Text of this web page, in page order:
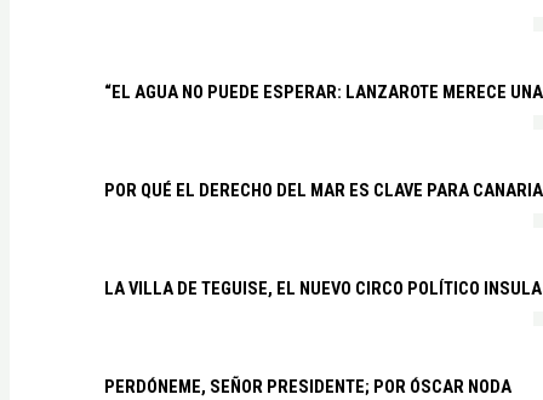
“EL AGUA NO PUEDE ESPERAR: LANZAROTE MERECE
POR QUÉ EL DERECHO DEL MAR ES CLAVE PARA
LA VILLA DE TEGUISE, EL NUEVO CIRCO POLÍTICO
PERDÓNEME, SEÑOR PRESIDENTE; POR ÓSCAR NODA